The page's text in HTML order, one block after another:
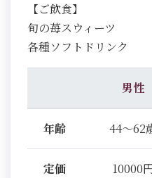
【ご飲食】
旬の苺スウィーツ
各種ソフトドリンク
男性
年齢 44～62
定価 10000